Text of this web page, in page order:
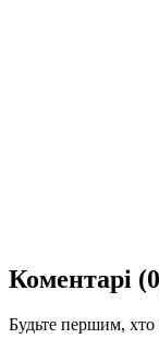
Коментарі
Будьте першим, хто